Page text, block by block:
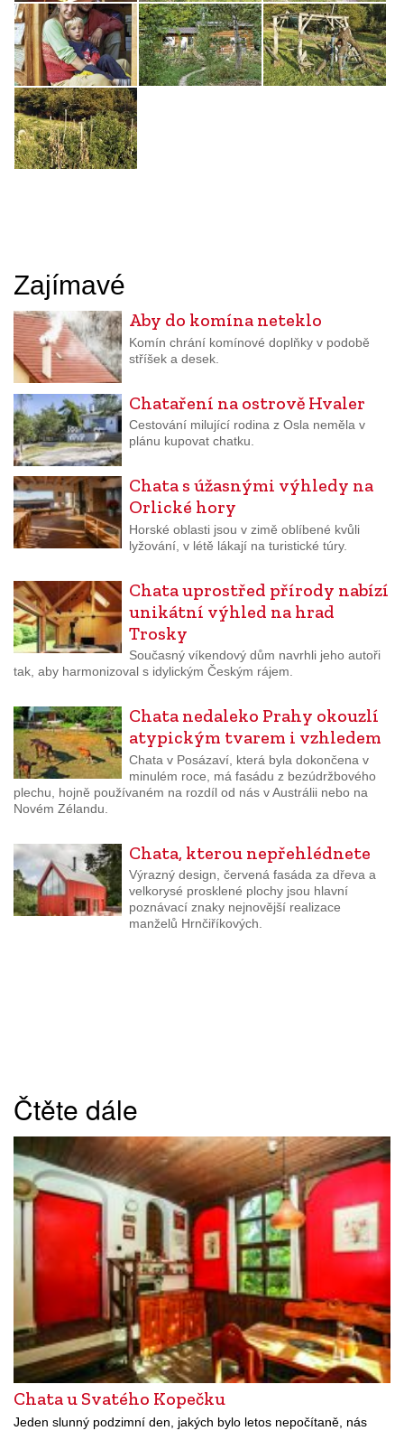
Zajímavé
Aby do komína neteklo
Komín chrání komínové doplňky v podobě
stříšek a desek.
Chataření na ostrově Hvaler
Cestování milující rodina z Osla neměla v
plánu kupovat chatku.
Chata s úžasnými výhledy na
Orlické hory
Horské oblasti jsou v zimě oblíbené kvůli
lyžování, v létě lákají na turistické túry.
Chata uprostřed přírody nabízí
unikátní výhled na hrad
Trosky
Současný víkendový dům navrhli jeho autoři
tak, aby harmonizoval s idylickým Českým rájem.
Chata nedaleko Prahy okouzlí
atypickým tvarem i vzhledem
Chata v Posázaví, která byla dokončena v
minulém roce, má fasádu z bezúdržbového
plechu, hojně používaném na rozdíl od nás v Austrálii nebo na
Novém Zélandu.
Chata, kterou nepřehlédnete
Výrazný design, červená fasáda za dřeva a
velkorysé prosklené plochy jsou hlavní
poznávací znaky nejnovější realizace
manželů Hrnčiříkových.
Čtěte dále
Chata u Svatého Kopečku
Jeden slunný podzimní den, jakých bylo letos nepočítaně, nás